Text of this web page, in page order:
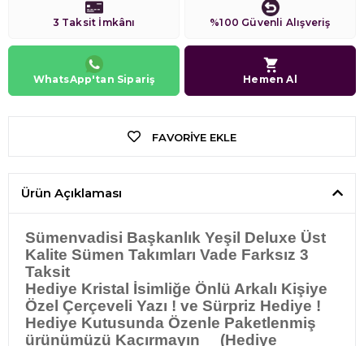
3 Taksit İmkânı %100 Güvenli Alışveriş
WhatsApp'tan Sipariş Hemen Al
FAVORIYE EKLE
Ürün Açıklaması
Sümenvadisi Başkanlık Yeşil Deluxe Üst
Kalite Sümen Takımları Vade Farksız 3
Taksit
Hediye Kristal İsimliğe Önlü Arkalı Kişiye
Özel Çerçeveli Yazı ! ve Sürpriz Hediye !
Hediye Kutusunda Özenle Paketlenmiş
ürünümüzü Kaçırmayın (Hediye